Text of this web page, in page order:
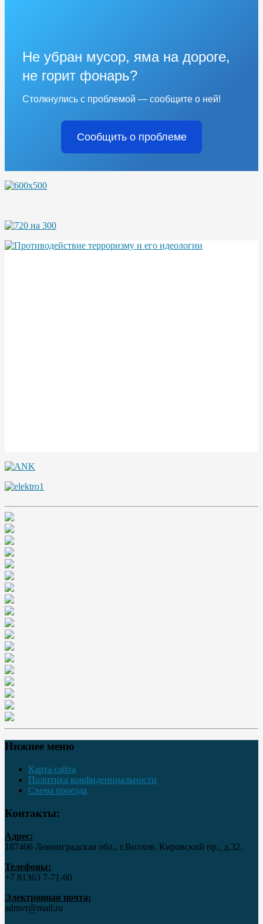
Не убран мусор, яма на дороге,
не горит фонарь?
Столкнулись с проблемой — сообщите о ней!
Сообщить о проблеме
Нижнее меню
Карта сайта
Политика конфиденциальности
Схема проезда
Контакты:
Адрес:
187406 Ленинградская обл., г.Волхов, Кировский пр., д.32.
Телефоны:
+7 81363 7‑71-60
Электронная почта:
admvr@mail.ru